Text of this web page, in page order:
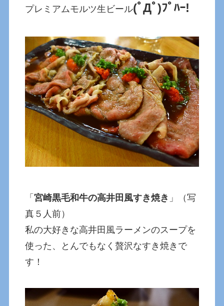
プレミアムモルツ生ビール(ﾟДﾟ)ﾌﾟﾊｰ!
「宮崎黒毛和牛の高井田風すき焼き 」（写
真５人前）
私の大好きな高井田風ラーメンのスープを
使った、とんでもなく贅沢なすき焼きで
す！